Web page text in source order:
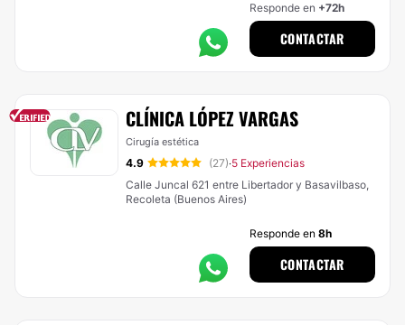
Responde en +72h
CONTACTAR
CLÍNICA LÓPEZ VARGAS
Cirugía estética
4.9 (27)·5 Experiencias
Calle Juncal 621 entre Libertador y Basavilbaso,
Recoleta (Buenos Aires)
Responde en 8h
CONTACTAR